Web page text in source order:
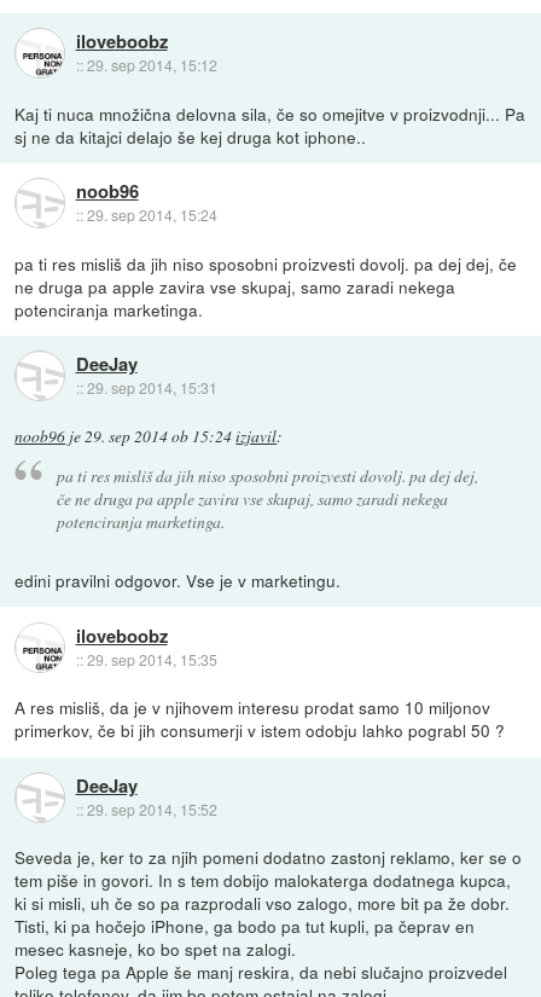
iloveboobz
::29. sep 2014, 15:12
Kaj ti nuca množična delovna sila, če so omejitve v proizvodnji... Pa
sj ne da kitajci delajo še kej druga kot iphone..
noob96
::29. sep 2014, 15:24
pa ti res misliš da jih niso sposobni proizvesti dovolj. pa dej dej, če
ne druga pa apple zavira vse skupaj, samo zaradi nekega
potenciranja marketinga.
DeeJay
::29. sep 2014, 15:31
noob96 je29. sep 2014 ob 15:24izjavil:
pa ti res misliš da jih niso sposobni proizvesti dovolj. pa dej dej,
če ne druga pa apple zavira vse skupaj, samo zaradi nekega
potenciranja marketinga.
edini pravilni odgovor. Vse je v marketingu.
iloveboobz
::29. sep 2014, 15:35
A res misliš, da je v njihovem interesu prodat samo 10 miljonov
primerkov, če bi jih consumerji v istem odobju lahko pograbl 50 ?
DeeJay
::29. sep 2014, 15:52
Seveda je, ker to za njih pomeni dodatno zastonj reklamo, ker se o
tem piše in govori. In s tem dobijo malokaterga dodatnega kupca,
ki si misli, uh če so pa razprodali vso zalogo, more bit pa že dobr.
Tisti, ki pa hočejo iPhone, ga bodo pa tut kupli, pa čeprav en
mesec kasneje, ko bo spet na zalogi.
Poleg tega pa Apple še manj reskira, da nebi slučajno proizvedel